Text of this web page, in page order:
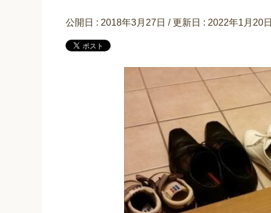
公開日 : 2018年3月27日 / 更新日 : 2022年1月20日